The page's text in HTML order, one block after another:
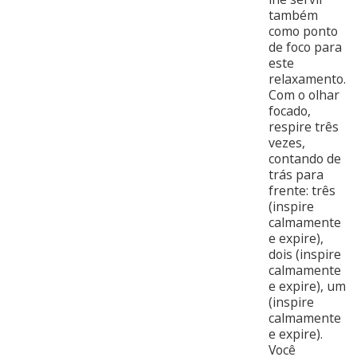
também
como ponto
de foco para
este
relaxamento.
Com o olhar
focado,
respire três
vezes,
contando de
trás para
frente: três
(inspire
calmamente
e expire),
dois (inspire
calmamente
e expire), um
(inspire
calmamente
e expire).
Você